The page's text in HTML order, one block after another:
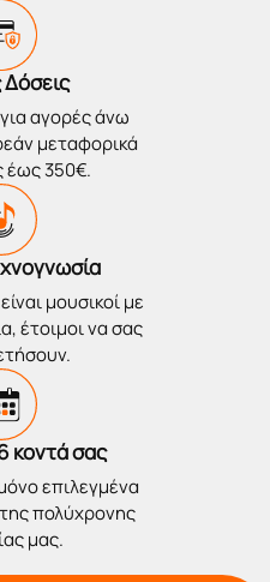
αγορές άνω
μεταφορικά
έως 350€.
μουσικοί με
έτοιμοι να σας
κοντά σας
επιλεγμένα
πολύχρονης
μας.